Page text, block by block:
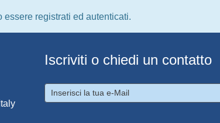
essere registrati ed autenticati.
Iscriviti o chiedi un contatto